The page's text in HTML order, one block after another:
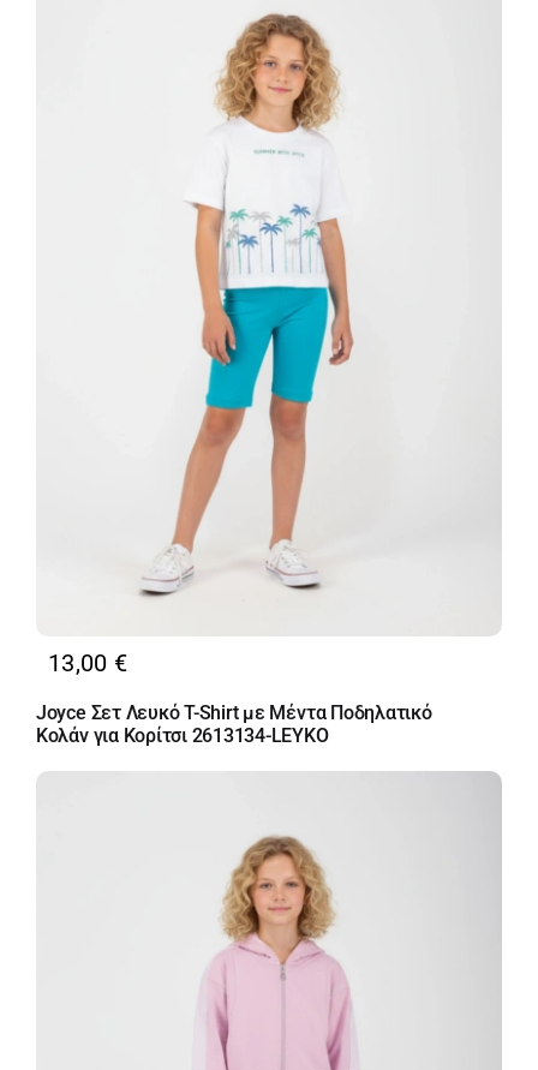
13,00 €
Joyce Σετ Λευκό T-Shirt με Μέντα Ποδηλατικό
Κολάν για Κορίτσι 2613134-LEYKO